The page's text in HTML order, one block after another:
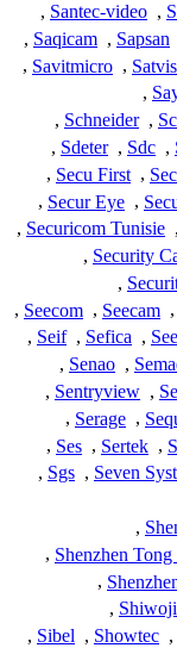
,
Santec-video
,
Sapsan
,
Saqicam
,
,
Savitmicro
,
,
,
Schneider
,
,
Sdc
,
Sdeter
,
,
Secu First
,
,
Secur Eye
,
,
Securicom Tunisie
,
Security
,
,
,
Seecam
,
Seecom
,
,
Sefica
,
Seif
,
,
Senao
,
,
Sentryview
,
,
Serage
,
,
Sertek
,
Ses
,
Seven
,
Sgs
,
,
Shenzhen
,
,
,
,
Showtec
,
Sibel
,